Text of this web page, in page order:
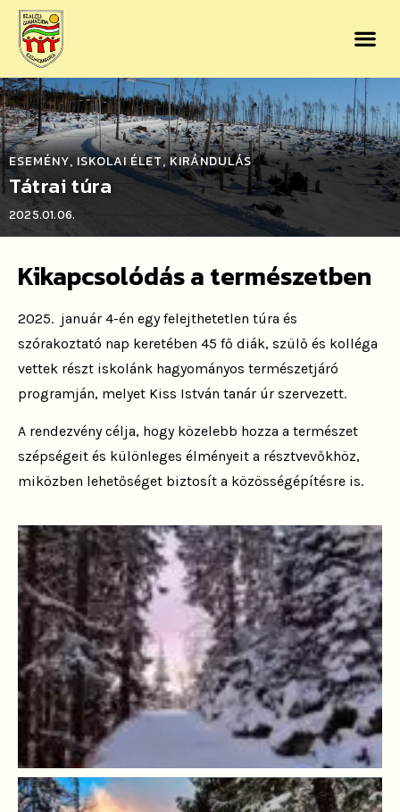
ESEMÉNY, ISKOLAI ÉLET,KIRÁNDULÁS
Tátrai túra
2025.01.06.
Kikapcsolódás a természetben
2025. január 4-én egy felejthetetlen túra és
szórakoztató nap keretében 45 fő diák, szülő és kolléga
vettek részt iskolánk hagyományos természetjáró
programján, melyet Kiss István tanár úr szervezett.
A rendezvény célja, hogy közelebb hozza a természet
szépségeit és különleges élményeit a résztvevőkhöz,
miközben lehetőséget biztosít a közösségépítésre is.